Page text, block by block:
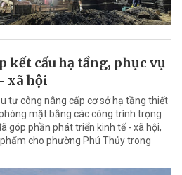
kết cấu hạ tầng, phục vụ
xã hội
tư công nâng cấp cơ sở hạ tầng thiết
mặt bằng các công trình trọng
góp phần phát triển kinh tế - xã hội,
cho phường Phú Thủy trong